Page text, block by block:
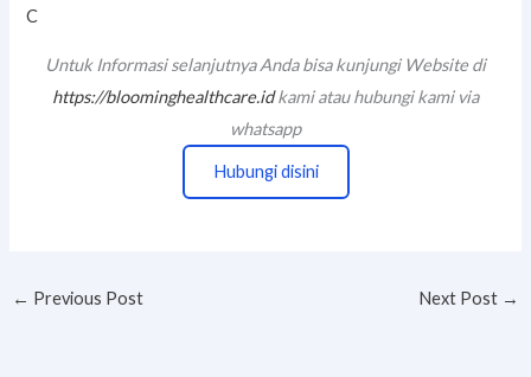
C
Untuk Informasi selanjutnya Anda bisa kunjungi Website di
https://bloominghealthcare.idkami atau hubungi kami via
whatsapp
Hubungi disini
← Previous Post Next Post →